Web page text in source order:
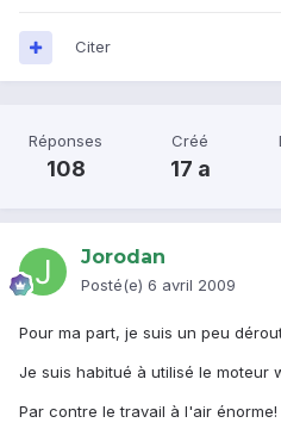
Citer
Réponses
108
Créé
17 a
Jorodan
Posté(e) 6 avril 2009
Pour ma part, je suis un peu
Je suis habitué à utilisé le moteur
Par contre le travail à l'air